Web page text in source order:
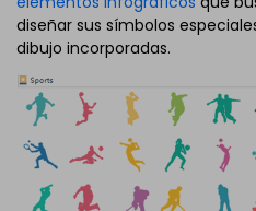
diseñar sus símbolos
dibujo incorporadas.